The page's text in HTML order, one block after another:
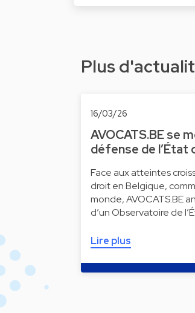
Plus
16/03/26
AVOCATS.BE se
défense de l’État
Face aux atteintes
droit en Belgique,
monde, AVOCATS.BE
d’un Observatoire de
Lire plus